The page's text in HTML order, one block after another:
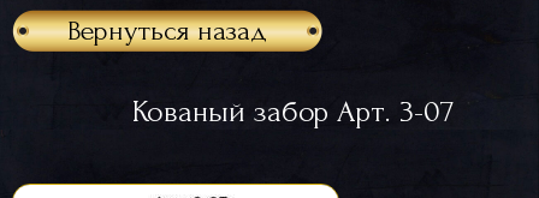
Вернуться назад
Кованый забор Арт. 3-07